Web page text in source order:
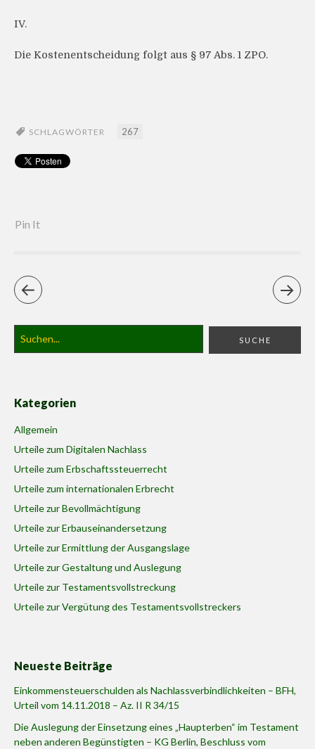
IV.
Die Kostenentscheidung folgt aus § 97 Abs. 1 ZPO.
SCHLAGWÖRTER 267
Pin It
Kategorien
Allgemein
Urteile zum Digitalen Nachlass
Urteile zum Erbschaftssteuerrecht
Urteile zum internationalen Erbrecht
Urteile zur Bevollmächtigung
Urteile zur Erbauseinandersetzung
Urteile zur Ermittlung der Ausgangslage
Urteile zur Gestaltung und Auslegung
Urteile zur Testamentsvollstreckung
Urteile zur Vergütung des Testamentsvollstreckers
Neueste Beiträge
Einkommensteuerschulden als Nachlassverbindlichkeiten – BFH,
Urteil vom 14.11.2018 – Az. II R 34/15
Die Auslegung der Einsetzung eines „Haupterben“ im Testament
neben anderen Begünstigten – KG Berlin, Beschluss vom